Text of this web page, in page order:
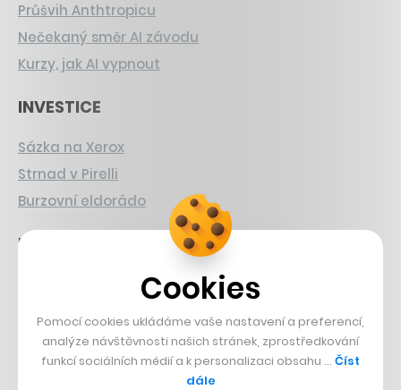
Průšvih Anthtropicu
Nečekaný směr AI závodu
Kurzy, jak AI vypnout
INVESTICE
Sázka na Xerox
Strnad v Pirelli
Burzovní eldorádo
PŘÍBĚHY Z GASTRA
Boční projekt, co se zvrtnul
Dva golfisti, co pečou
Cookies
Pomocí cookies ukládáme vaše nastavení a preferencí,
analýze návštěvnosti našich stránek, zprostředkování
funkcí sociálních médií a k personalizaci obsahu … Číst
dále